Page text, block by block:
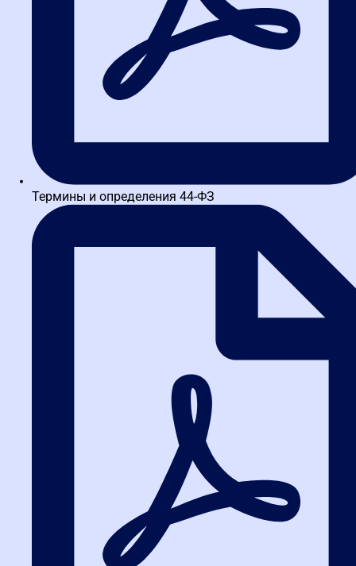
Термины и определения 44-ФЗ
Ульяновская школа закупок
Заказать звонок